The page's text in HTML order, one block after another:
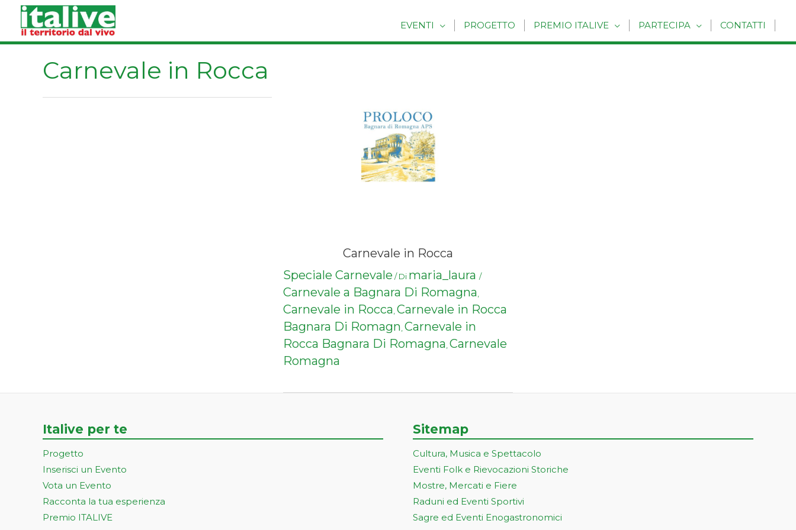
contenuto
EVENTI PROGETTO PREMIO ITALIVE PARTECIPA CONTATTI
Carnevale in Rocca
Carnevale in Rocca
Speciale Carnevale / Di maria_laura /
Carnevale a Bagnara Di Romagna,
Carnevale in Rocca,Carnevale in Rocca
Bagnara Di Romagn,Carnevale in
Rocca Bagnara Di Romagna,Carnevale
Romagna
Italive per te
Progetto
Inserisci un Evento
Vota un Evento
Racconta la tua esperienza
Premio ITALIVE
Sitemap
Cultura, Musica e Spettacolo
Eventi Folk e Rievocazioni Storiche
Mostre, Mercati e Fiere
Raduni ed Eventi Sportivi
Sagre ed Eventi Enogastronomici